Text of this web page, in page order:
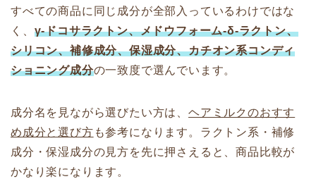
すべての商品に同じ成分が全部入っているわけではな
く、 γ-ドコサラクトン、メドウフォーム-δ-ラクトン、
シリコン、補修成分、保湿成分、カチオン系コンディ
ショニング成分の一致度で選んでいます。
成分名を見ながら選びたい方は、 ヘアミルクのおすす
め成分と選び方 も参考になります。ラクトン系・補修
成分・保湿成分の見方を先に押さえると、商品比較が
かなり楽になります。